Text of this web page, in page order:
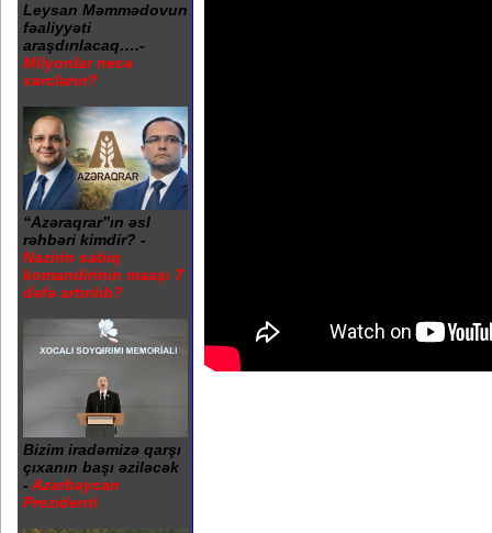
Leysan Məmmədovun
fəaliyyəti
araşdırılacaq….-
Milyonlar necə
xərclənir?
“Azəraqrar”ın əsl
rəhbəri kimdir? -
Nazirin sabiq
komandirinin maaşı 7
dəfə artırılıb?
Bizim iradəmizə qarşı
çıxanın başı əziləcək
- Azərbaycan
Prezidenti